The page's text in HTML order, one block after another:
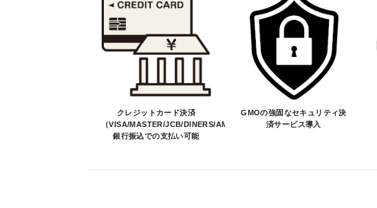
そのため、ご注文後に適合確認を行い、適合しな
※商品はメーカー品のため予告無く価格が変わる
※商品は予告無く生産及び販売不可となる場合が
・ご注文前の納期のお問い合わせは、ご注文時と
納期を知りたい場合は、一旦ご注文のお手続きを
決済について
・ご注文後にメーカー確認を行い、商品が愛車に
クレジットカード決済
（VISA/MASTER/JCB/DINERS/AMEX）、
銀行振込での支払い可能
GMOの強固なセキュリティ決
済サービス導入